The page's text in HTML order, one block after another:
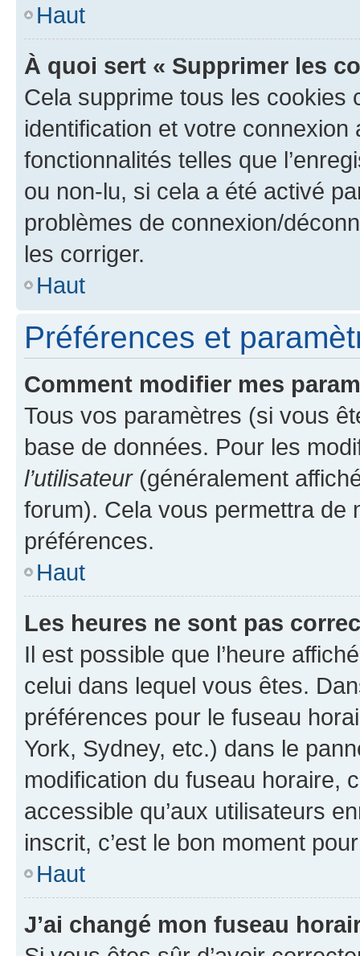
Haut
À quoi sert « Supprimer les
Cela supprime tous les cookies
identification et votre
fonctionnalités telles que
ou non-lu, si cela a été activé
problèmes de connexion/
les corriger.
Haut
Préférences et
Comment modifier mes
Tous vos paramètres (si vous
base de données. Pour les
l’utilisateur(généralement
forum). Cela vous permettra de
préférences.
Haut
Les heures ne sont pas
Il est possible que l’heure
celui dans lequel vous êtes.
préférences pour le fuseau
York, Sydney, etc.) dans le
modification du fuseau horaire,
accessible qu’aux utilisateurs
inscrit, c’est le bon moment
Haut
J’ai changé mon fuseau